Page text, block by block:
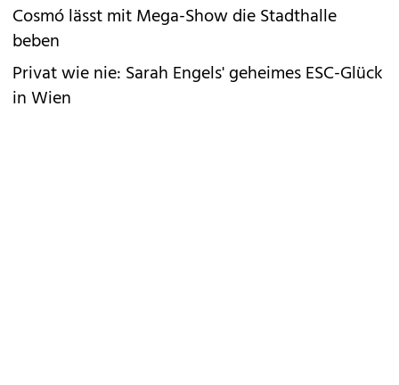
Cosmó lässt mit Mega-Show die Stadthalle
beben
Privat wie nie: Sarah Engels' geheimes ESC-Glück
in Wien